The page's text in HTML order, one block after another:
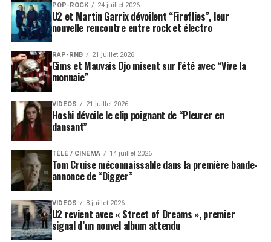
POP-ROCK 24 juillet 2026
U2 et Martin Garrix dévoilent “Fireflies”, leur
nouvelle rencontre entre rock et électro
RAP-RNB 21 juillet 2026
Gims et Mauvais Djo misent sur l’été avec “Vive la
monnaie”
VIDEOS 21 juillet 2026
Hoshi dévoile le clip poignant de “Pleurer en
dansant”
TÉLÉ / CINÉMA 14 juillet 2026
Tom Cruise méconnaissable dans la première bande-
annonce de “Digger”
VIDEOS 8 juillet 2026
U2 revient avec « Street of Dreams », premier
signal d’un nouvel album attendu